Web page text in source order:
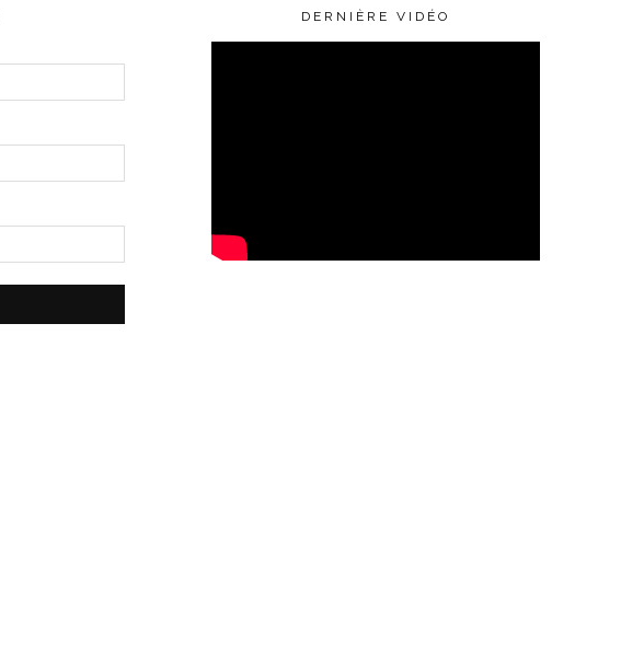
DERNIÈRE VIDÉO